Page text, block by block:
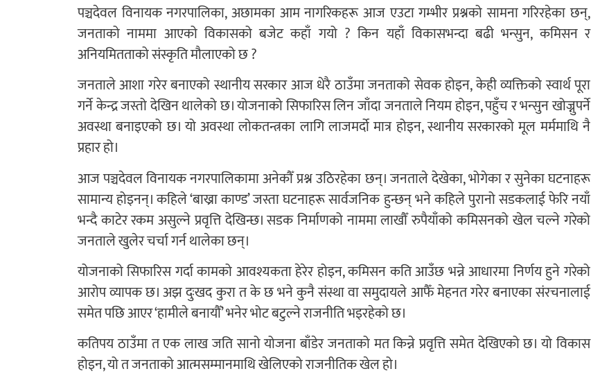
पञ्चदेवल विनायक नगरपालिका, अछामका आम नागरिकहरू आज एउटा गम्भीर प्रश्नको सामना गरिरहेका छन्,
जनताको नाममा आएको विकासको बजेट कहाँ गयो ? किन यहाँ विकासभन्दा बढी भन्सुन, कमिसन र
अनियमितताको संस्कृति मौलाएको छ ?
जनताले आशा गरेर बनाएको स्थानीय सरकार आज धेरै ठाउँमा जनताको सेवक होइन, केही व्यक्तिको स्वार्थ पूरा
गर्ने केन्द्र जस्तो देखिन थालेको छ। योजनाको सिफारिस लिन जाँदा जनताले नियम होइन, पहुँच र भन्सुन खोज्नुपर्ने
अवस्था बनाइएको छ। यो अवस्था लोकतन्त्रका लागि लाजमर्दो मात्र होइन, स्थानीय सरकारको मूल मर्ममाथि नै
प्रहार हो।
आज पञ्चदेवल विनायक नगरपालिकामा अनेकौँ प्रश्न उठिरहेका छन्। जनताले देखेका, भोगेका र सुनेका घटनाहरू
सामान्य होइनन्। कहिले ‘बाख्रा काण्ड’ जस्ता घटनाहरू सार्वजनिक हुन्छन् भने कहिले पुरानो सडकलाई फेरि नयाँ
भन्दै काटेर रकम असुल्ने प्रवृत्ति देखिन्छ। सडक निर्माणको नाममा लाखौँ रुपैयाँको कमिसनको खेल चल्ने गरेको
जनताले खुलेर चर्चा गर्न थालेका छन्।
योजनाको सिफारिस गर्दा कामको आवश्यकता हेरेर होइन, कमिसन कति आउँछ भन्ने आधारमा निर्णय हुने गरेको
आरोप व्यापक छ। अझ दुःखद कुरा त के छ भने कुनै संस्था वा समुदायले आफैँ मेहनत गरेर बनाएका संरचनालाई
समेत पछि आएर ‘हामीले बनायौँ’ भनेर भोट बटुल्ने राजनीति भइरहेको छ।
कतिपय ठाउँमा त एक लाख जति सानो योजना बाँडेर जनताको मत किन्ने प्रवृत्ति समेत देखिएको छ। यो विकास
होइन, यो त जनताको आत्मसम्मानमाथि खेलिएको राजनीतिक खेल हो।